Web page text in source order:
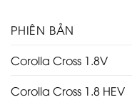
PHIÊN BẢN
Corolla Cross 1.8V
Corolla Cross 1.8 HEV